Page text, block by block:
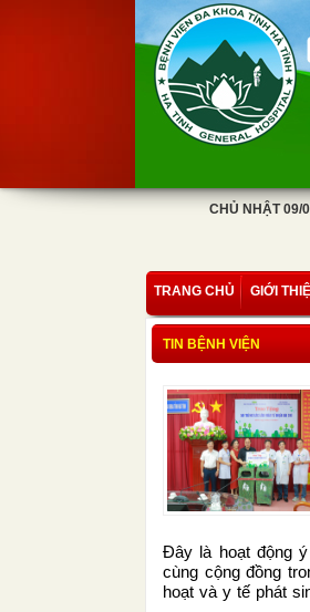
CHỦ NHẬT 09/
TRANG CHỦ GIỚI
TIN BỆNH VIỆN
Đây là hoạt động
cùng cộng đồng
hoạt và y tế phát